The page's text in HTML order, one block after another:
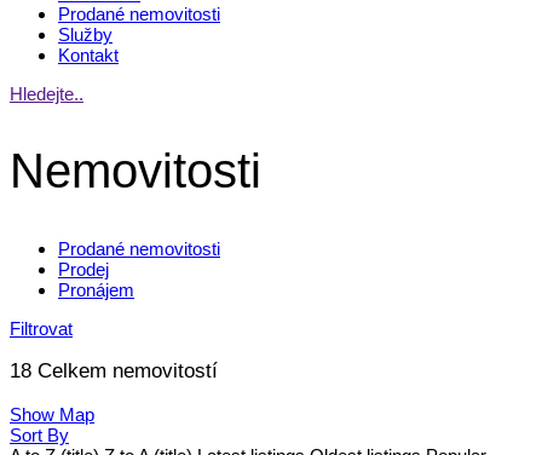
Prodané nemovitosti
Služby
Kontakt
Hledejte..
Nemovitosti
Prodané nemovitosti
Prodej
Pronájem
Filtrovat
18 Celkem nemovitostí
Show Map
Sort By